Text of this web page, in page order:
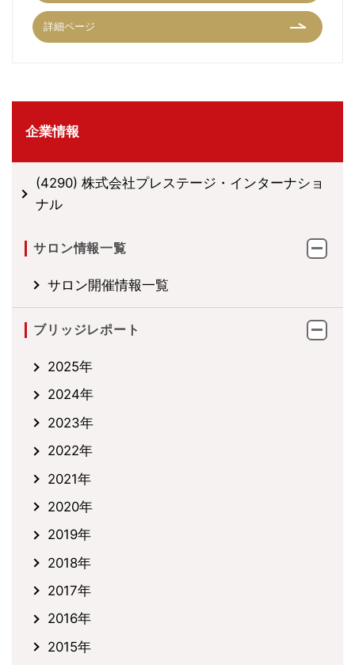
詳細ページ
企業情報
(4290) 株式会社プレステージ・インターナショ
ナル
サロン情報一覧
サロン開催情報一覧
ブリッジレポート
2025年
2024年
2023年
2022年
2021年
2020年
2019年
2018年
2017年
2016年
2015年